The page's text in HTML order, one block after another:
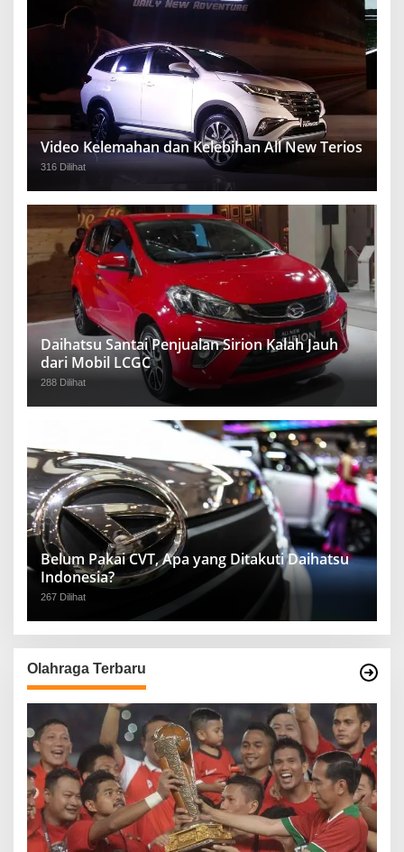
Video Kelemahan dan Kelebihan All New Terios
316 Dilihat
Daihatsu Santai Penjualan Sirion Kalah Jauh
dari Mobil LCGC
288 Dilihat
Belum Pakai CVT, Apa yang Ditakuti Daihatsu
Indonesia?
267 Dilihat
Olahraga Terbaru